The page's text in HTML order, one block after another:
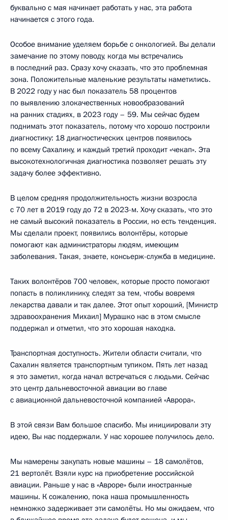
буквально с мая начинает работать у нас, эта работа
начинается с этого года.
Особое внимание уделяем борьбе с онкологией. Вы делали
замечание по этому поводу, когда мы встречались
в последний раз. Сразу хочу сказать, что это проблемная
зона. Положительные маленькие результаты наметились.
В 2022 году у нас был показатель 58 процентов
по выявлению злокачественных новообразований
на ранних стадиях, в 2023 году – 59. Мы сейчас будем
поднимать этот показатель, потому что хорошо построили
диагностику: 18 диагностических центров появилось
по всему Сахалину, и каждый третий проходит «чекап». Эта
высокотехнологичная диагностика позволяет решать эту
задачу более эффективно.
В целом средняя продолжительность жизни возросла
с 70 лет в 2019 году до 72 в 2023-м. Хочу сказать, что это
не самый высокий показатель в России, но есть тенденция.
Мы сделали проект, появились волонтёры, которые
помогают как администраторы людям, имеющим
заболевания. Такая, знаете, консьерж-служба в медицине.
Таких волонтёров 700 человек, которые просто помогают
попасть в поликлинику, следят за тем, чтобы вовремя
лекарства давали и так далее. Этот опыт хороший, [Министр
здравоохранения Михаил] Мурашко нас в этом смысле
поддержал и отметил, что это хорошая находка.
Транспортная доступность. Жители области считали, что
Сахалин является транспортным тупиком. Пять лет назад
я это заметил, когда начал встречаться с людьми. Сейчас
это центр дальневосточной авиации во главе
с авиационной дальневосточной компанией «Аврора».
В этой связи Вам большое спасибо. Мы инициировали эту
идею, Вы нас поддержали. У нас хорошее получилось дело.
Мы намерены закупать новые машины – 18 самолётов,
21 вертолёт. Взяли курс на приобретение российской
авиации. Раньше у нас в «Авроре» были иностранные
машины. К сожалению, пока наша промышленность
немножко задерживает эти самолёты. Но мы ожидаем, что